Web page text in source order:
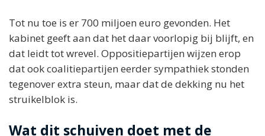
Tot nu toe is er 700 miljoen euro gevonden. Het
kabinet geeft aan dat het daar voorlopig bij blijft, en
dat leidt tot wrevel. Oppositiepartijen wijzen erop
dat ook coalitiepartijen eerder sympathiek stonden
tegenover extra steun, maar dat de dekking nu het
struikelblok is.
Wat dit schuiven doet met de